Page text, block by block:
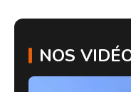
NOS